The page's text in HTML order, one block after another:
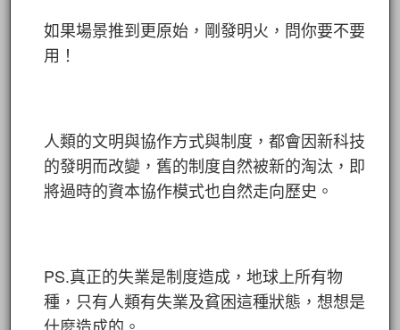
如果場景推到更原始，剛發明火，問你要不要
用！
人類的文明與協作方式與制度，都會因新科技
的發明而改變，舊的制度自然被新的淘汰，即
將過時的資本協作模式也自然走向歷史。
PS.真正的失業是制度造成，地球上所有物
種，只有人類有失業及貧困這種狀態，想想是